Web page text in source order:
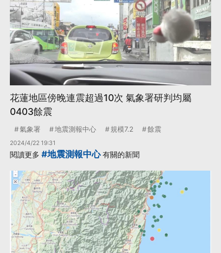
花蓮地區傍晚連震超過10次 氣象署研判均屬
0403餘震
氣象署 地震測報中心 規模7.2 餘震
2024/4/22 19:31
閱讀更多 #地震測報中心有關的新聞